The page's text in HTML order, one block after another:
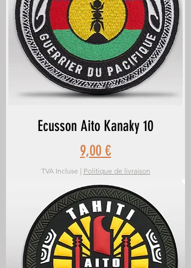
Ecusson Aito Kanaky 10
Prix
9,00 €
TVA Incluse | Politique de livraison